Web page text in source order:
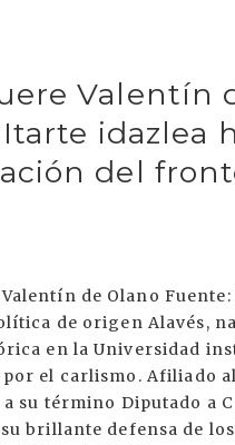
Valentín
idazlea
del
de Olano
de origen Alavés,
en la Universidad
el carlismo. Afiliado
su término Diputado a
brillante defensa de